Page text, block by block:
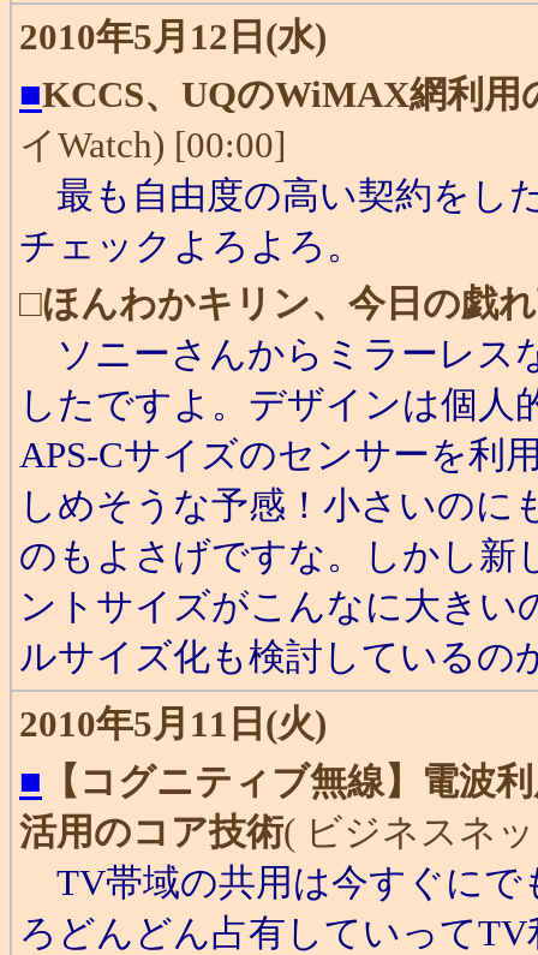
2010年5月12日(水)
■KCCS、UQのWiMAX網利
イWatch) [00:00]
最も自由度の高い契約をし
チェックよろよろ。
□ほんわかキリン、今日の戯
ソニーさんからミラーレス
したですよ。デザインは個
APS-Cサイズのセンサーを利
しめそうな予感！小さいのに
のもよさげですな。しかし新
ントサイズがこんなに大き
ルサイズ化も検討しているの
2010年5月11日(火)
■ 【コグニティブ無線】電波
活用のコア技術( ビジネスネ
TV帯域の共用は今すぐにで
ろどんどん占有していって